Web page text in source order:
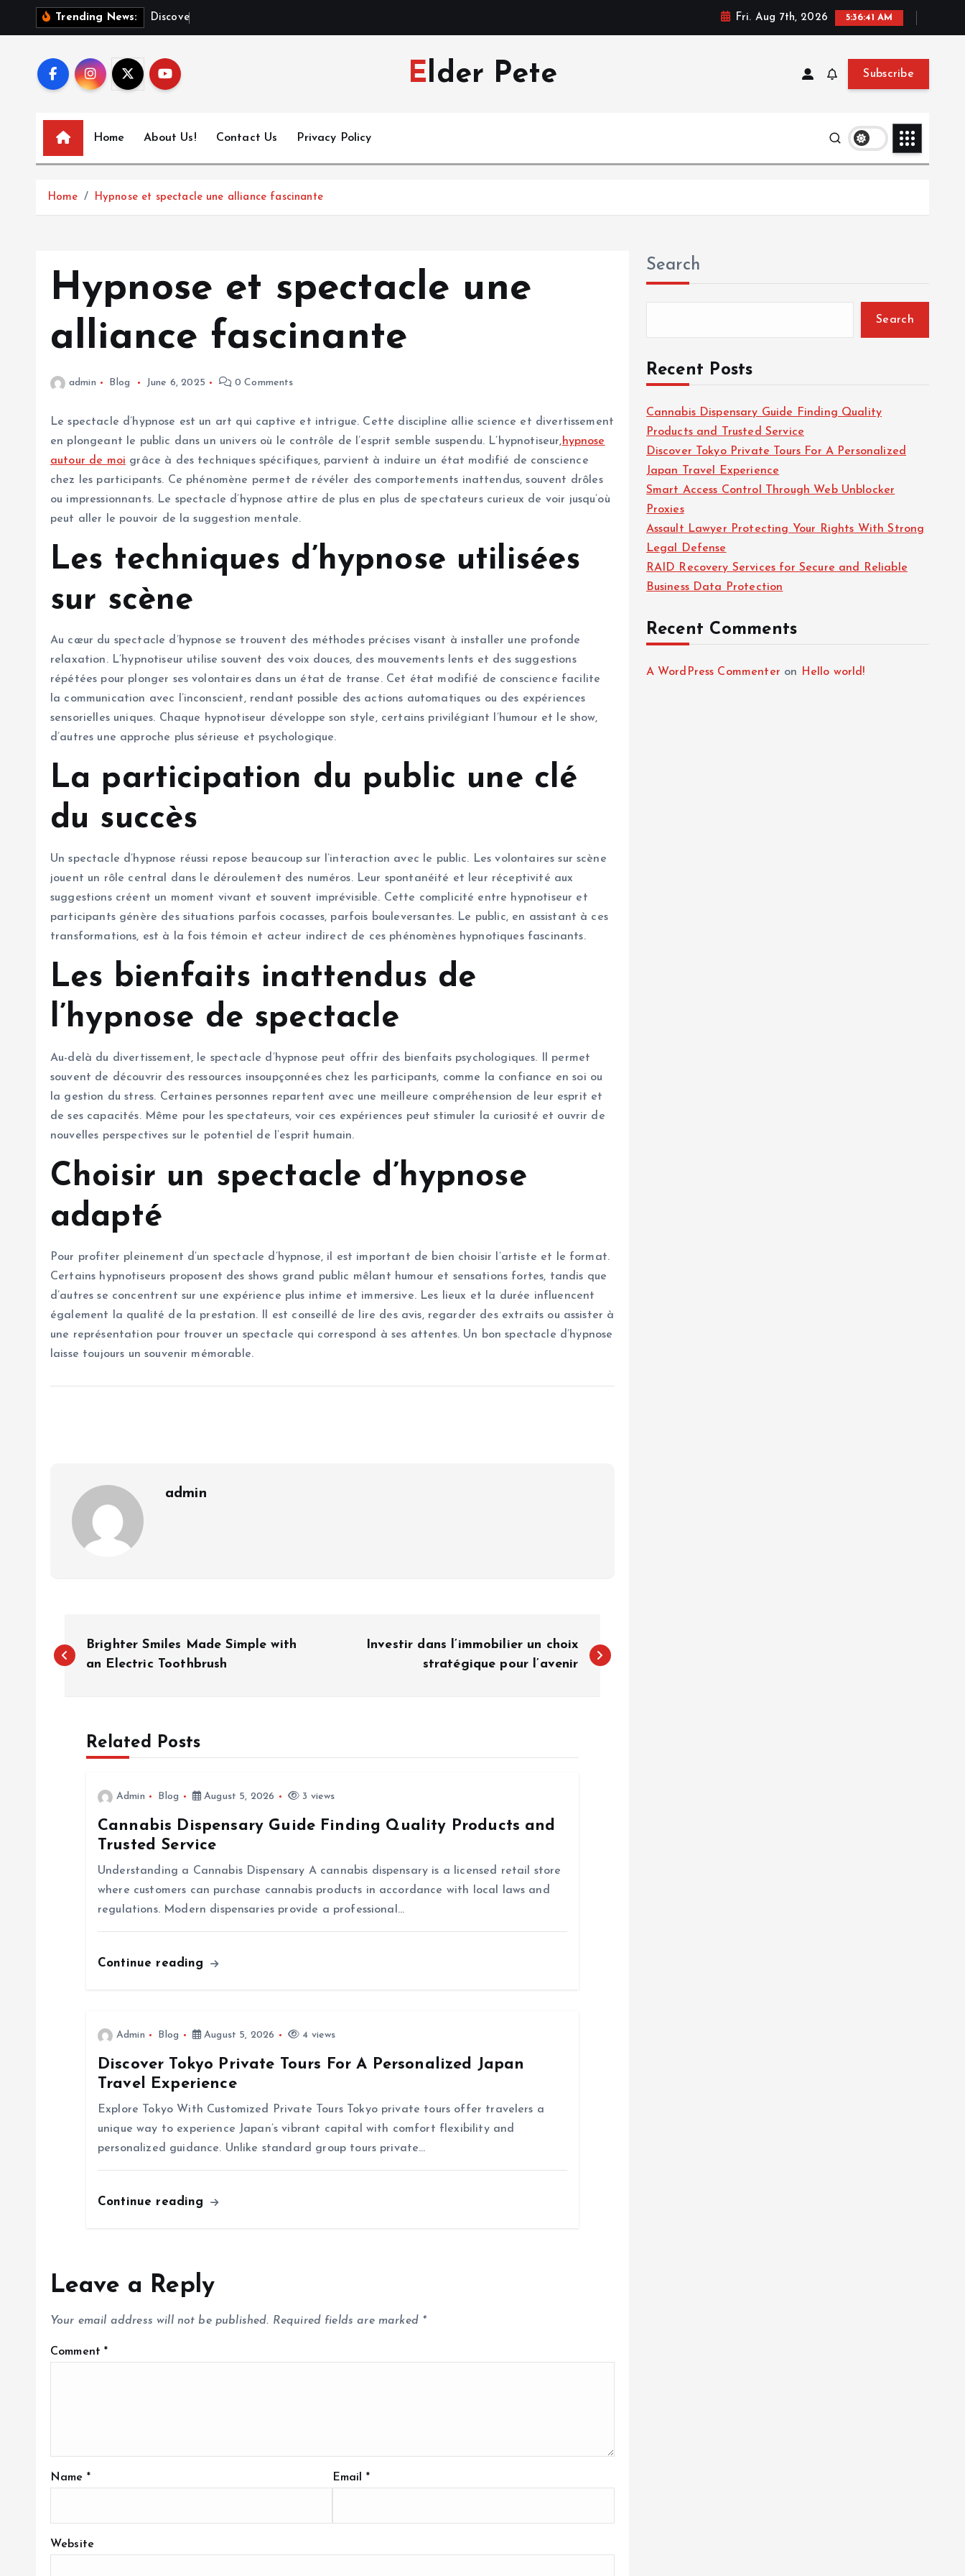
Trending News: Discover Fri. Aug 7th, 2026 5:36:42 AM
Elder Pete Subscribe
Home About Us! Contact Us Privacy Policy
Home Hypnose et spectacle une alliance fascinante
Hypnose et spectacle une
alliance fascinante
admin Blog June 6, 2025 0 Comments
Le spectacle d’hypnose est un art qui captive et intrigue. Cette discipline allie science et divertissement
en plongeant le public dans un univers où le contrôle de l’esprit semble suspendu. L’hypnotiseur,hypnose
autour de moi grâce à des techniques spécifiques, parvient à induire un état modifié de conscience
chez les participants. Ce phénomène permet de révéler des comportements inattendus, souvent drôles
ou impressionnants. Le spectacle d’hypnose attire de plus en plus de spectateurs curieux de voir jusqu’où
peut aller le pouvoir de la suggestion mentale.
Les techniques d’hypnose utilisées
sur scène
Au cœur du spectacle d’hypnose se trouvent des méthodes précises visant à installer une profonde
relaxation. L’hypnotiseur utilise souvent des voix douces, des mouvements lents et des suggestions
répétées pour plonger ses volontaires dans un état de transe. Cet état modifié de conscience facilite
la communication avec l’inconscient, rendant possible des actions automatiques ou des expériences
sensorielles uniques. Chaque hypnotiseur développe son style, certains privilégiant l’humour et le show,
d’autres une approche plus sérieuse et psychologique.
La participation du public une clé
du succès
Un spectacle d’hypnose réussi repose beaucoup sur l’interaction avec le public. Les volontaires sur scène
jouent un rôle central dans le déroulement des numéros. Leur spontanéité et leur réceptivité aux
suggestions créent un moment vivant et souvent imprévisible. Cette complicité entre hypnotiseur et
participants génère des situations parfois cocasses, parfois bouleversantes. Le public, en assistant à ces
transformations, est à la fois témoin et acteur indirect de ces phénomènes hypnotiques fascinants.
Les bienfaits inattendus de
l’hypnose de spectacle
Au-delà du divertissement, le spectacle d’hypnose peut offrir des bienfaits psychologiques. Il permet
souvent de découvrir des ressources insoupçonnées chez les participants, comme la confiance en soi ou
la gestion du stress. Certaines personnes repartent avec une meilleure compréhension de leur esprit et
de ses capacités. Même pour les spectateurs, voir ces expériences peut stimuler la curiosité et ouvrir de
nouvelles perspectives sur le potentiel de l’esprit humain.
Choisir un spectacle d’hypnose
adapté
Pour profiter pleinement d’un spectacle d’hypnose, il est important de bien choisir l’artiste et le format.
Certains hypnotiseurs proposent des shows grand public mêlant humour et sensations fortes, tandis que
d’autres se concentrent sur une expérience plus intime et immersive. Les lieux et la durée influencent
également la qualité de la prestation. Il est conseillé de lire des avis, regarder des extraits ou assister à
une représentation pour trouver un spectacle qui correspond à ses attentes. Un bon spectacle d’hypnose
laisse toujours un souvenir mémorable.
admin
o
Brighter Smiles Made Simple with
an Electric Toothbrush
Investir dans l’immobilier un choix
stratégique pour l’avenir
Related Posts
Admin Blog August 5, 2026 3 views
Cannabis Dispensary Guide Finding Quality Products and
Trusted Service
Understanding a Cannabis Dispensary A cannabis dispensary is a licensed retail store
where customers can purchase cannabis products in accordance with local laws and
regulations. Modern dispensaries provide a professional…
Continue reading
Admin Blog August 5, 2026 4 views
Discover Tokyo Private Tours For A Personalized Japan
Travel Experience
Explore Tokyo With Customized Private Tours Tokyo private tours offer travelers a
unique way to experience Japan’s vibrant capital with comfort flexibility and
personalized guidance. Unlike standard group tours private…
Continue reading
Leave a Reply
Your email address will not be published. Required fields are marked *
Comment*
Name * Email *
Website
Search
Search
Recent Posts
Cannabis Dispensary Guide Finding Quality
Products and Trusted Service
Discover Tokyo Private Tours For A Personalized
Japan Travel Experience
Smart Access Control Through Web Unblocker
Proxies
Assault Lawyer Protecting Your Rights With Strong
Legal Defense
RAID Recovery Services for Secure and Reliable
Business Data Protection
Recent Comments
A WordPress Commenter on Hello world!